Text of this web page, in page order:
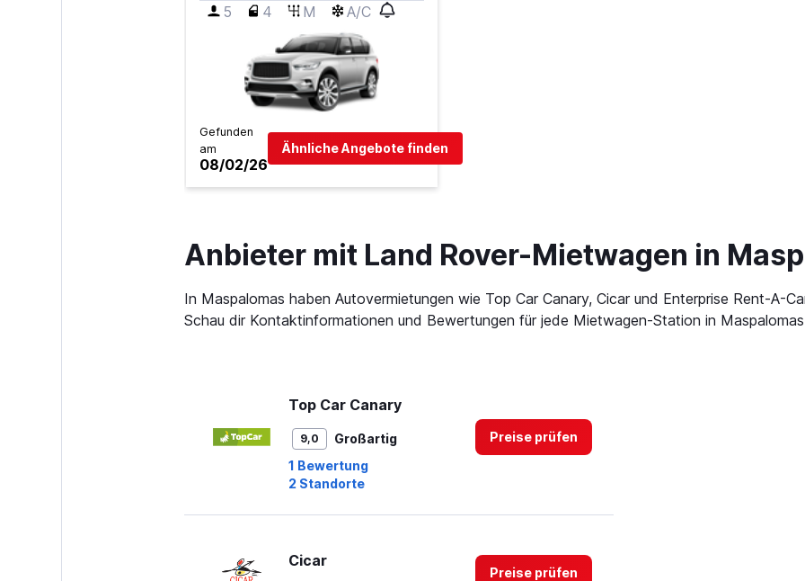
5 4 M A/C
Gefunden
am
08/02/26
Ähnliche Angebote finden
Anbieter mit Land Rover-Mietwagen in
In Maspalomas haben Autovermietungen wie Top Car Canary, Cicar und Enterprise Rent-A-
Schau dir Kontaktinformationen und Bewertungen für jede Mietwagen-Station in
Top Car Canary
9,0
Großartig
1 Bewertung
2 Standorte
Preise prüfen
Cicar
Preise prüfen